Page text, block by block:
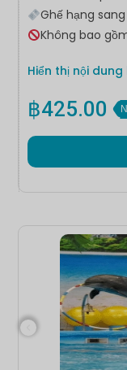
Ghế hạng
Không bao
Hiển thị nội
฿425.00